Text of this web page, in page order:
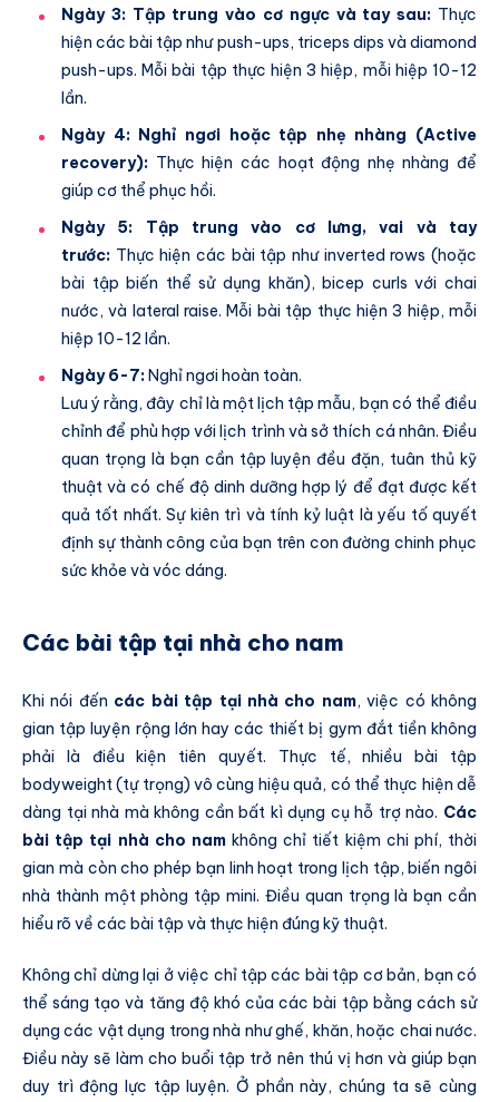
Ngày 3: Tập trung vào cơ ngực và tay sau: Thực
hiện các bài tập như push-ups, triceps dips và diamond
push-ups. Mỗi bài tập thực hiện 3 hiệp, mỗi hiệp 10-12
lần.
Ngày 4: Nghỉ ngơi hoặc tập nhẹ nhàng (Active
recovery): Thực hiện các hoạt động nhẹ nhàng để
giúp cơ thể phục hồi.
Ngày 5: Tập trung vào cơ lưng, vai và tay
trước: Thực hiện các bài tập như inverted rows (hoặc
bài tập biến thể sử dụng khăn), bicep curls với chai
nước, và lateral raise. Mỗi bài tập thực hiện 3 hiệp, mỗi
hiệp 10-12 lần.
Ngày 6-7:Nghỉ ngơi hoàn toàn.
Lưu ý rằng, đây chỉ là một lịch tập mẫu, bạn có thể điều
chỉnh để phù hợp với lịch trình và sở thích cá nhân. Điều
quan trọng là bạn cần tập luyện đều đặn, tuân thủ kỹ
thuật và có chế độ dinh dưỡng hợp lý để đạt được kết
quả tốt nhất. Sự kiên trì và tính kỷ luật là yếu tố quyết
định sự thành công của bạn trên con đường chinh phục
sức khỏe và vóc dáng.
Các bài tập tại nhà cho nam
Khi nói đến các bài tập tại nhà cho nam, việc có không
gian tập luyện rộng lớn hay các thiết bị gym đắt tiền không
phải là điều kiện tiên quyết. Thực tế, nhiều bài tập
bodyweight (tự trọng) vô cùng hiệu quả, có thể thực hiện dễ
dàng tại nhà mà không cần bất kì dụng cụ hỗ trợ nào. Các
bài tập tại nhà cho namkhông chỉ tiết kiệm chi phí, thời
gian mà còn cho phép bạn linh hoạt trong lịch tập, biến ngôi
nhà thành một phòng tập mini. Điều quan trọng là bạn cần
hiểu rõ về các bài tập và thực hiện đúng kỹ thuật.
Không chỉ dừng lại ở việc chỉ tập các bài tập cơ bản, bạn có
thể sáng tạo và tăng độ khó của các bài tập bằng cách sử
dụng các vật dụng trong nhà như ghế, khăn, hoặc chai nước.
Điều này sẽ làm cho buổi tập trở nên thú vị hơn và giúp bạn
duy trì động lực tập luyện. Ở phần này, chúng ta sẽ cùng